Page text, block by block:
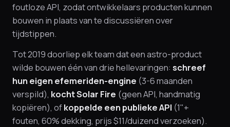
foutloze API, zodat ontwikkelaars producten kunnen
bouwen in plaats van te discussiëren over
tijdstippen.
Tot 2019 doorliep elk team dat een astro-product
wilde bouwen één van drie hellevaringen: schreef
hun eigen efemeriden-engine (3-6 maanden
verspild), kocht Solar Fire (geen API, handmatig
kopiëren), ofkoppelde een publieke API (1"+
fouten, 60% dekking, prijs $11/duizend verzoeken).